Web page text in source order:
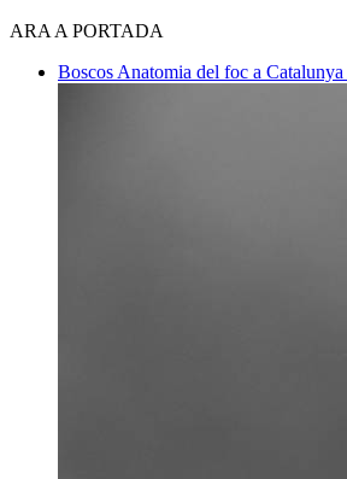
ARA A PORTADA
Boscos Anatomia del foc a Catalunya